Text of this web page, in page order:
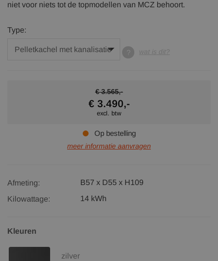
niet voor niets tot de topmodellen van MCZ behoort.
Type:
wat is dit?
€ 3.565,-
€ 3.490,-
excl. btw
Op bestelling
meer informatie aanvragen
Afmeting:
B57 x D55 x H109
Kilowattage:
14 kWh
Kleuren
zilver